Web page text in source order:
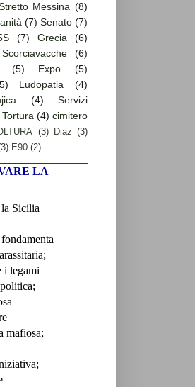
Messina (8)
(7) Senato (7)
(7) Grecia
(6)
Scorciavacche
(6)
(5) Expo
(5)
Ludopatia
(4)
(4)
Servizi
Tortura (4) cimitero
(3) Diaz (3)
E90 (2)
LA
Sicilia
i legami
mafiosa;